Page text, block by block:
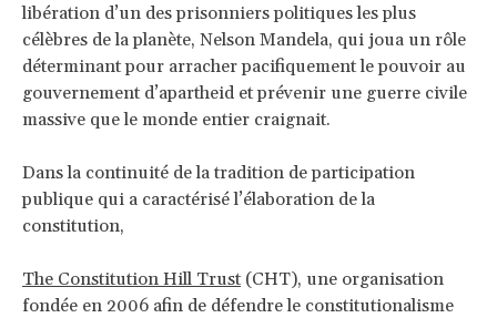
libération d’un des prisonniers politiques les plus
célèbres de la planète, Nelson Mandela, qui joua un rôle
déterminant pour arracher pacifiquement le pouvoir au
gouvernement d’apartheid et prévenir une guerre civile
massive que le monde entier craignait.
Dans la continuité de la tradition de participation
publique qui a caractérisé l’élaboration de la
constitution,
The Constitution Hill Trust (CHT), une organisation
fondée en 2006 afin de défendre le constitutionalisme